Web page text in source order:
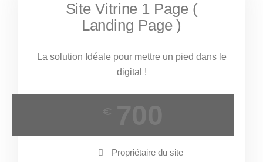
Site Vitrine 1 Page (
Landing Page )
La solution Idéale pour mettre un pied dans le
digital !
Propriétaire du site